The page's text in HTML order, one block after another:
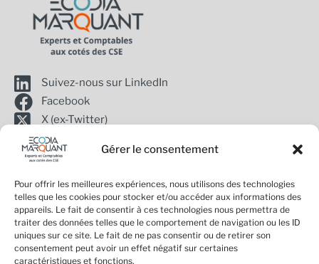
Gérer le consentement
Pour offrir les meilleures expériences, nous utilisons des technologies
telles que les cookies pour stocker et/ou accéder aux informations des
appareils. Le fait de consentir à ces technologies nous permettra de
traiter des données telles que le comportement de navigation ou les ID
uniques sur ce site. Le fait de ne pas consentir ou de retirer son
consentement peut avoir un effet négatif sur certaines
caractéristiques et fonctions.
Suivez-nous sur LinkedIn
Facebook
X (ex-Twitter)
Inscription
à
la
newsletter
Envoyer
01 44 53 94 06
19 avenue de Messine, 75008 PARIS
contact@ecodia-marquant.fr